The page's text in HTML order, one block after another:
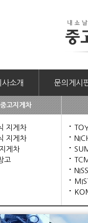
사소개 문의게시
중고지게차
지게차
지게차
게차
고